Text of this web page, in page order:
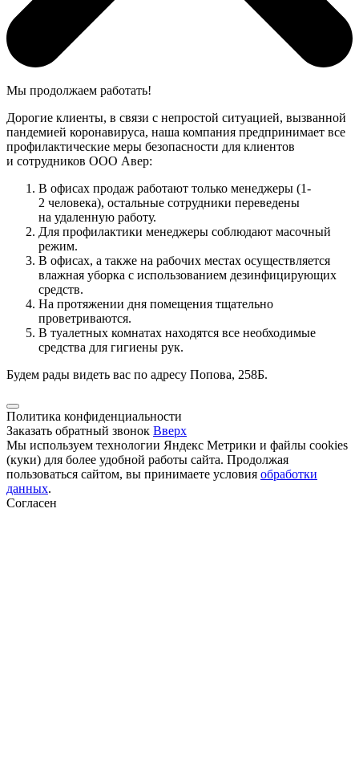
Мы продолжаем работать!
Дорогие клиенты, в связи с непростой ситуацией, вызванной
пандемией коронавируса, наша компания предпринимает все
профилактические меры безопасности для клиентов
и сотрудников ООО Авер:
В офисах продаж работают только менеджеры (1-
2 человека), остальные сотрудники переведены
на удаленную работу.
Для профилактики менеджеры соблюдают масочный
режим.
В офисах, а также на рабочих местах осуществляется
влажная уборка с использованием дезинфицирующих
средств.
На протяжении дня помещения тщательно
проветриваются.
В туалетных комнатах находятся все необходимые
средства для гигиены рук.
Будем рады видеть вас по адресу Попова, 258Б.
Политика конфиденциальности
Заказать обратный звонок Вверх
Мы используем технологии Яндекс Метрики и файлы cookies
(куки) для более удобной работы сайта. Продолжая
пользоваться сайтом, вы принимаете условия обработки
данных.
Согласен